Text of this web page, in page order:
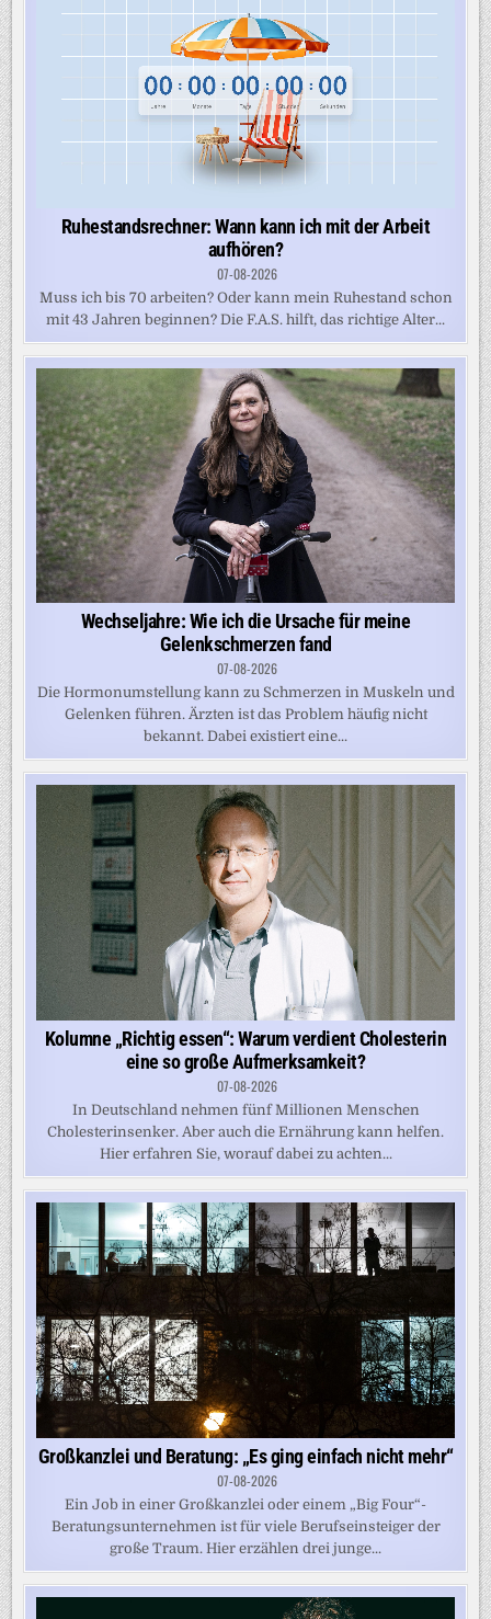
Ruhestandsrechner: Wann kann ich mit der Arbeit
aufhören?
07-08-2026
Muss ich bis 70 arbeiten? Oder kann mein Ruhestand schon
mit 43 Jahren beginnen? Die F.A.S. hilft, das richtige Alter...
Wechseljahre: Wie ich die Ursache für meine
Gelenkschmerzen fand
07-08-2026
Die Hormonumstellung kann zu Schmerzen in Muskeln und
Gelenken führen. Ärzten ist das Problem häufig nicht
bekannt. Dabei existiert eine...
Kolumne „Richtig essen“: Warum verdient Cholesterin
eine so große Aufmerksamkeit?
07-08-2026
In Deutschland nehmen fünf Millionen Menschen
Cholesterinsenker. Aber auch die Ernährung kann helfen.
Hier erfahren Sie, worauf dabei zu achten...
Großkanzlei und Beratung: „Es ging einfach nicht mehr“
07-08-2026
Ein Job in einer Großkanzlei oder einem „Big Four“-
Beratungsunternehmen ist für viele Berufseinsteiger der
große Traum. Hier erzählen drei junge...